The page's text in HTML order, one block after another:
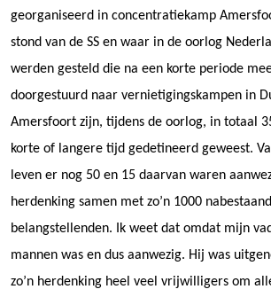
georganiseerd in concentratiekamp
stond van de SS en waar in de oorlog
werden gesteld die na een korte periode
doorgestuurd naar vernietigingskampen in
Amersfoort zijn, tijdens de oorlog, in totaal
korte of langere tijd gedetineerd geweest.
leven er nog 50 en 15 daarvan waren
herdenking samen met zo’n 1000
belangstellenden. Ik weet dat omdat mijn
mannen was en dus aanwezig. Hij was
zo’n herdenking heel veel vrijwilligers om